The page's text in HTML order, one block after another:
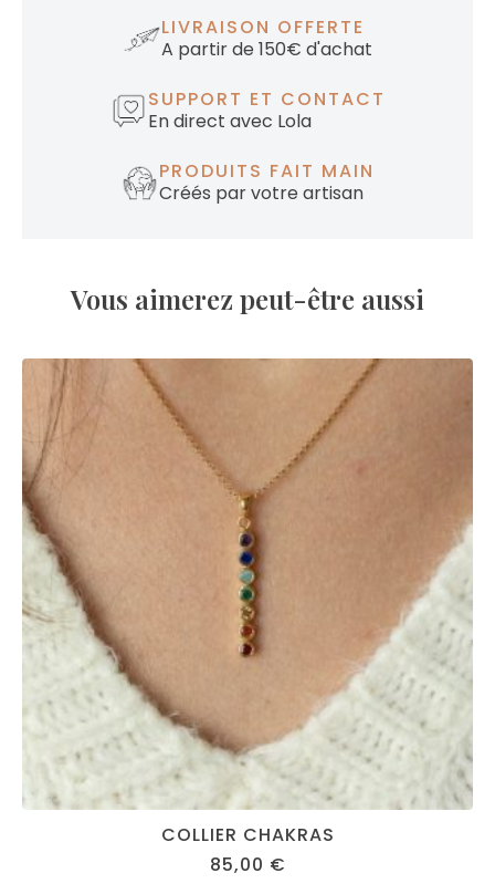
LIVRAISON OFFERTE
A partir de 150€ d'achat
SUPPORT ET CONTACT
En direct avec Lola
PRODUITS FAIT MAIN
Créés par votre artisan
Vous aimerez peut-être aussi
COLLIER CHAKRAS
85,00 €